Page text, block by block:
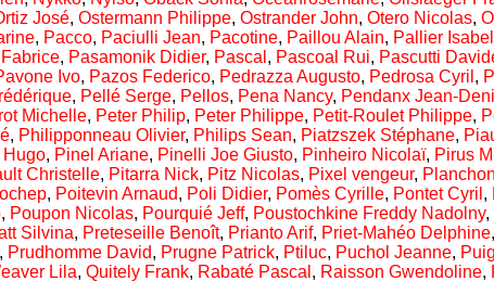
José, Ostermann Philippe, Ostrander John, Otero Nicolas,
, Pacco, Paciulli Jean, Pacotine, Paillou Alain, Pallier
, Pasamonik Didier, Pascal , Pascoal Rui, Pascutti
Ivo, Pazos Federico, Pedrazza Augusto, Pedrosa Cyril ,
, Pellé Serge, Pellos, Pena Nancy, Pendanx Jean-
Michelle, Peter Philip, Peter Philippe, Petit-Roulet Philippe,
, Philipponneau Olivier, Philips Sean, Piatzszek Stéphane,
Hugo, Pinel Ariane, Pinelli Joe Giusto, Pinheiro Nicolaï, Pirus
Christelle, Pitarra Nick, Pitz Nicolas, Pixel vengeur,
, Poitevin Arnaud, Poli Didier, Pomès Cyrille, Pontet Cyril ,
, Poupon Nicolas, Pourquié Jeff, Poustochkine Freddy Nadolny,
Silvina, Preteseille Benoît, Prianto Arif, Priet-Mahéo Delphine,
, Prudhomme David, Prugne Patrick, Ptiluc, Puchol Jeanne, Puig
Lila, Quitely Frank, Rabaté Pascal , Raisson Gwendoline,